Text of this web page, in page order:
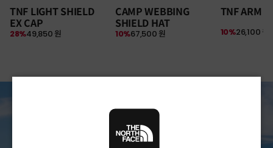
TNF LIGHT SHIELD
EX CAP
49,850 원
28%
CAMP WEBBING
SHIELD HAT
67,500 원
10%
TNF ARM
26,100 원
10%
여름 탈출 원정대
30만원 이상 구매 시
뉴질랜드 & 제주도 여행권 증정 찬스